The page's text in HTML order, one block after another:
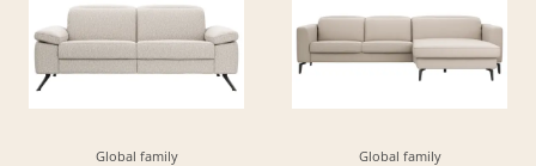
Global family
Global family